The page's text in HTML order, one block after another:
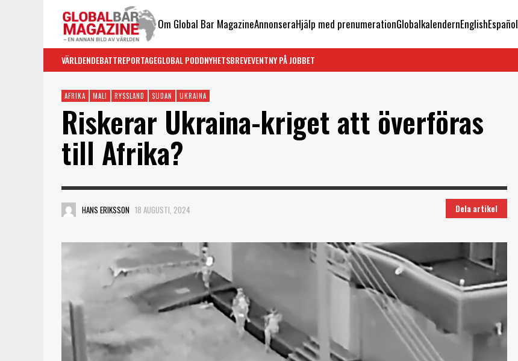
Om Global Bar MagazineAnnonseraHjälp med prenumerationGlobalkalendernEnglishEspañol
VÄRLDENDEBATTREPORTAGEGLOBAL PODDNYHETSBREVEVENTNY PÅ JOBBET
AFRIKA MALI RYSSLAND SUDAN UKRAINA
Riskerar Ukraina-kriget att överföras
till Afrika?
HANS ERIKSSON 18 AUGUSTI, 2024 Dela artikel